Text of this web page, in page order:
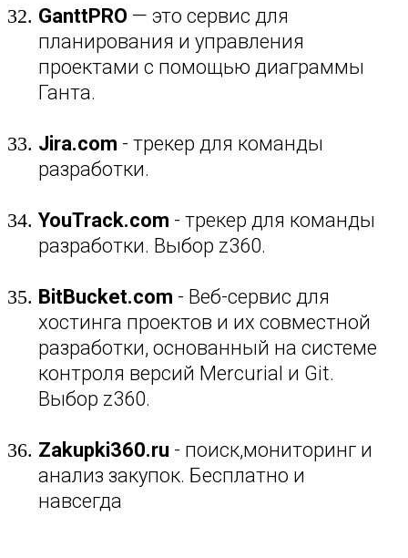
GanttPRO — это сервис для
планирования и управления
проектами с помощью диаграммы
Ганта.
Jira.com - трекер для команды
разработки.
YouTrack.com - трекер для команды
разработки. Выбор z360.
BitBucket.com - Веб-сервис для
хостинга проектов и их совместной
разработки, основанный на системе
контроля версий Mercurial и Git.
Выбор z360.
Zakupki360.ru - поиск,мониторинг и
анализ закупок. Бесплатно и
навсегда